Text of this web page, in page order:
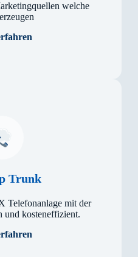
we­lche
Trunk
Te­le­fon­an­la­ge mit der
und kos­ten­effi­zi­ent.